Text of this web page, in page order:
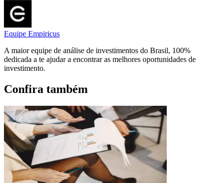
Equipe Empiricus
A maior equipe de análise de investimentos do Brasil, 100%
dedicada a te ajudar a encontrar as melhores oportunidades de
investimento.
Confira também